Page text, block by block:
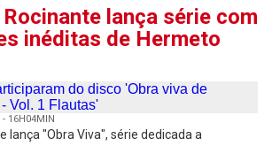
Rocinante lança série com
inéditas de Hermeto
16H04MIN
lança "Obra Viva", série dedicada a